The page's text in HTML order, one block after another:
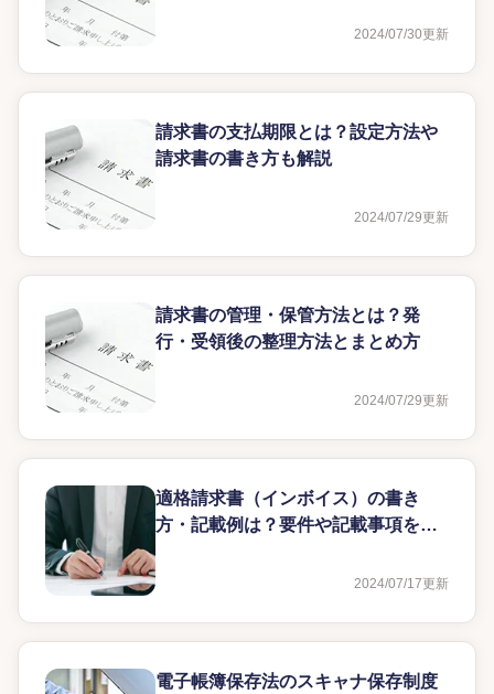
2024/07/30更新
請求書の支払期限とは？設定方法や
請求書の書き方も解説
2024/07/29更新
請求書の管理・保管方法とは？発
行・受領後の整理方法とまとめ方
2024/07/29更新
適格請求書（インボイス）の書き
方・記載例は？要件や記載事項を見
2024/07/17更新
電子帳簿保存法のスキャナ保存制度